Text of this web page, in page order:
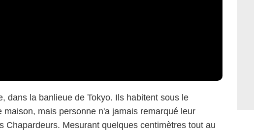
dans la banlieue de Tokyo. Ils habitent sous le
maison, mais personne n'a jamais remarqué leur
Chapardeurs. Mesurant quelques centimètres tout au